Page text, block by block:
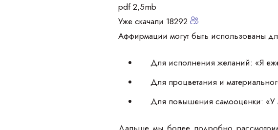
pdf 2,5mb
Уже скачали 18292
Аффирмации могут быть использованы
Для исполнения желаний: «Я
Для процветания и
Для повышения самооценки: «У